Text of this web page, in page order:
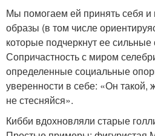
Мы помогаем ей принять себя и
образы (в том числе
которые подчеркнут ее сильные
Сопричастность с миром
определенные социальные
уверенности в себе: «Он такой,
не стесняйся».
Кибби вдохновляли старые